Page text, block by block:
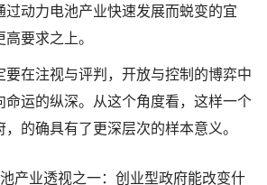
过动力电池产业快速发展而蜕变的宜
要求之上。
要在注视与评判，开放与控制的博弈中
命运的纵深。从这个角度看，这样一个
的确具有了更深层次的样本意义。